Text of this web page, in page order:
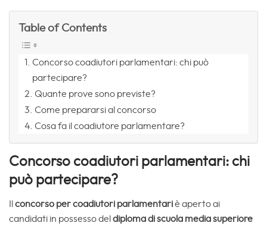
Table of Contents
Concorso coadiutori parlamentari: chi può
partecipare?
Quante prove sono previste?
Come prepararsi al concorso
Cosa fa il coadiutore parlamentare?
Concorso coadiutori parlamentari: chi
può partecipare?
concorso per coadiutori parlamentariè aperto ai
candidati in possesso del diploma di scuola media superiore